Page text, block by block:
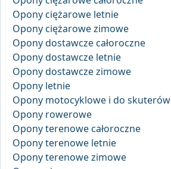
Opony ciężarowe letnie
Opony ciężarowe zimowe
Opony dostawcze całoroczne
Opony dostawcze letnie
Opony dostawcze zimowe
Opony letnie
Opony motocyklowe i do skuterów
Opony rowerowe
Opony terenowe całoroczne
Opony terenowe letnie
Opony terenowe zimowe